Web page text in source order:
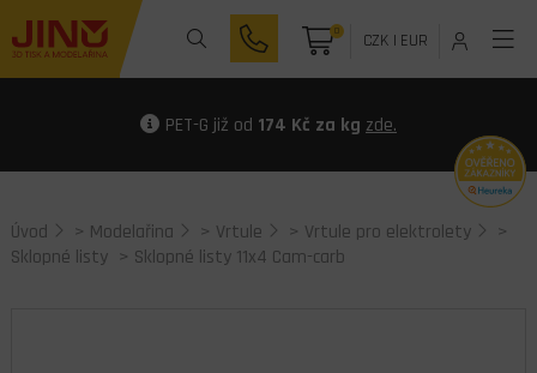
0 CZK| EUR
PET-G již od 174 Kč za kg zde.
Úvod > Modelařina > Vrtule > Vrtule pro elektrolety
>
Sklopné listy > Sklopné listy 11x4 Cam-carb